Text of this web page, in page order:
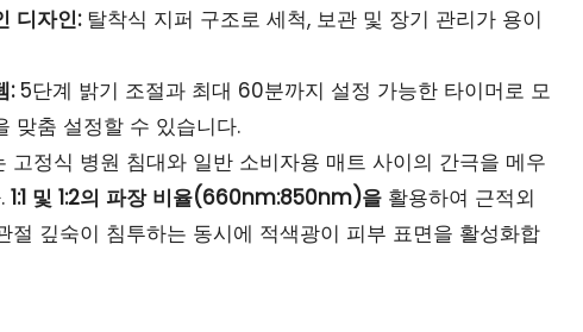
디자인:탈착식 지퍼 구조로 세척, 보관 및 장기 관리가 용이
:5단계 밝기 조절과 최대 60분까지 설정 가능한 타이머로 모
맞춤 설정할 수 있습니다.
고정식 병원 침대와 일반 소비자용 매트 사이의 간극을 메우
1:1 및 1:2의 파장 비율(660nm:850nm)을 활용하여 근적외
절 깊숙이 침투하는 동시에 적색광이 피부 표면을 활성화합